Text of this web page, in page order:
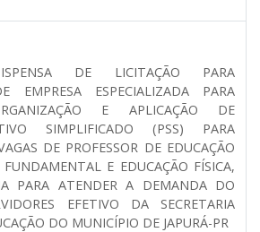
DE LICITAÇÃO PARA
EMPRESA ESPECIALIZADA PARA
E APLICAÇÃO DE
SIMPLIFICADO (PSS) PARA
DE PROFESSOR DE EDUCAÇÃO
E EDUCAÇÃO FÍSICA,
PARA ATENDER A DEMANDA DO
EFETIVO DA SECRETARIA
DO MUNICÍPIO DE JAPURÁ-PR